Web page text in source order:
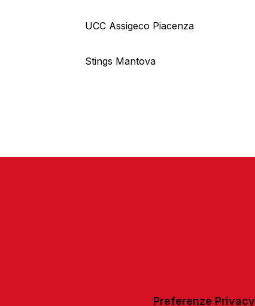
UCC Assigeco Piacenza
Stings Mantova
Preferenze Privacy